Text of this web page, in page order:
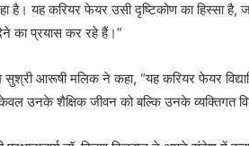
है। यह करियर फेयर उसी दृष्टिकोण का हिस्सा है,
देने का प्रयास कर रहे हैं।”
आरूषी मलिक ने कहा, “यह करियर फेयर
उनके शैक्षिक जीवन को बल्कि उनके व्यक्तिगत